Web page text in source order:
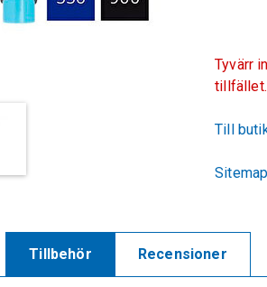
Tyvärr
tillfället.
Till
Tillbehör Recensioner